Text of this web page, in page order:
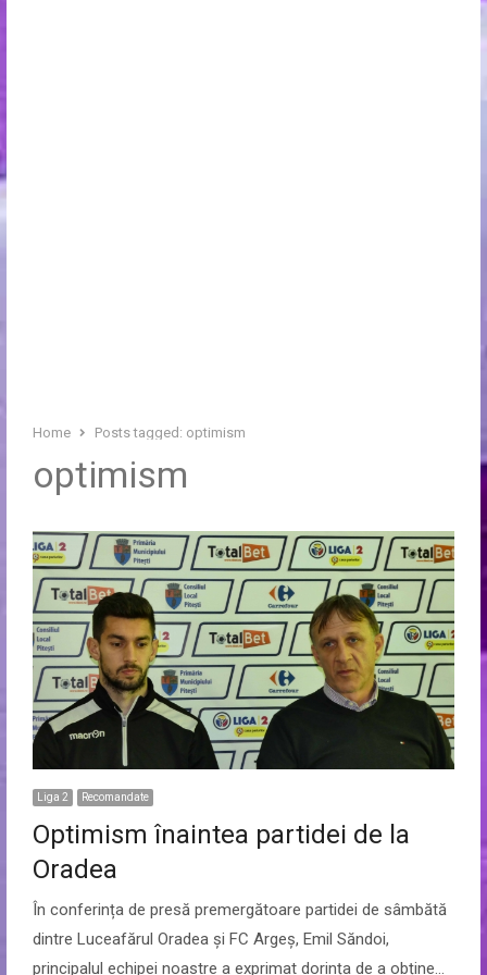
Home Posts tagged: optimism
optimism
Liga 2 Recomandate
Optimism înaintea partidei de la
Oradea
În conferința de presă premergătoare partidei de sâmbătă
dintre Luceafărul Oradea și FC Argeș, Emil Săndoi,
principalul echipei noastre a exprimat dorința de a obține…